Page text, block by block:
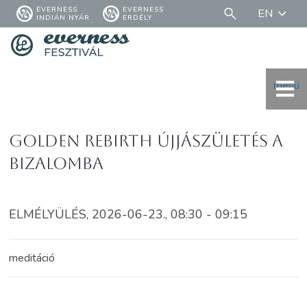
EVERNESS
INDIÁN NYÁR
EVERNESS
ERDÉLY
EN
menü
Golden Rebirth Újjászületés a
bizalomba
ELMÉLYÜLÉS, 2026-06-23., 08:30 - 09:15
meditáció